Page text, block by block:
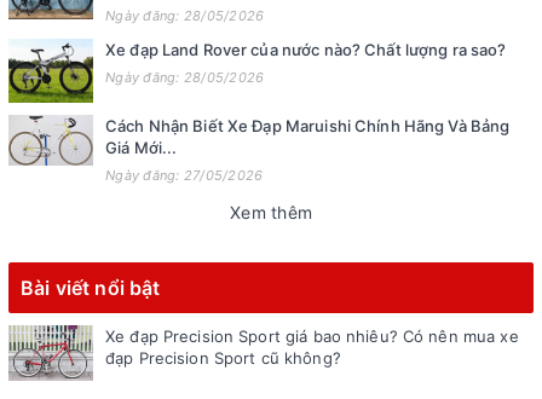
Ngày đăng: 28/05/2026
Xe đạp Land Rover của nước nào? Chất lượng ra sao?
Ngày đăng: 28/05/2026
Cách Nhận Biết Xe Đạp Maruishi Chính Hãng Và Bảng
Giá Mới...
Ngày đăng: 27/05/2026
Xem thêm
Bài viết nổi bật
Xe đạp Precision Sport giá bao nhiêu? Có nên mua xe
đạp Precision Sport cũ không?